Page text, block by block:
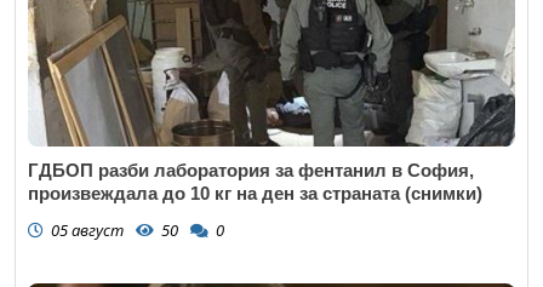
ГДБОП разби лаборатория за фентанил в София,
произвеждала до 10 кг на ден за страната (снимки)
05 август 50 0